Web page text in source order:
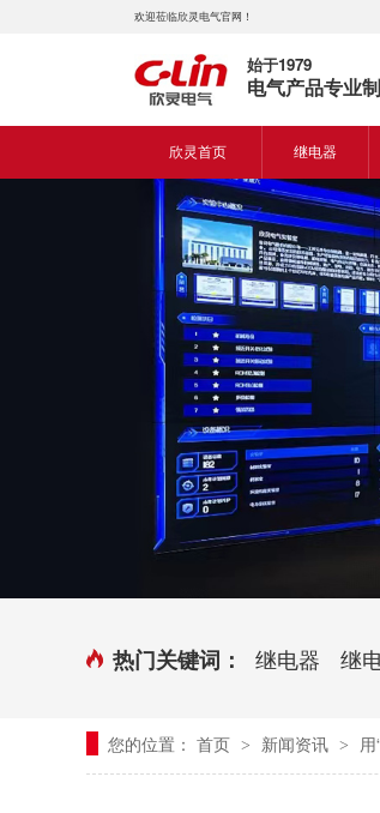
欢迎莅临欣灵电气官网！
始于1979
电气产品专业
欣灵首页 继电器
时间继电器
固体继电器
计数继电器
液位继电器
电磁继电器及插
时控开关
新能源继电器
热门关键词： 继电器 继
您的位置： 首页 > 新闻资讯 >